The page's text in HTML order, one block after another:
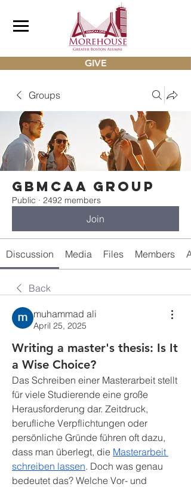
GIVE
Groups
gbmcaa Group
Public · 2492 members
Join
Discussion Media Files Members
Back
muhammad ali
April 25, 2025
Writing a master's thesis: Is It
a Wise Choice?
Das Schreiben einer Masterarbeit stellt
für viele Studierende eine große
Herausforderung dar. Zeitdruck,
berufliche Verpflichtungen oder
persönliche Gründe führen oft dazu,
dass man überlegt, die Masterarbeit
schreiben lassen. Doch was genau
bedeutet das? Welche Vor- und